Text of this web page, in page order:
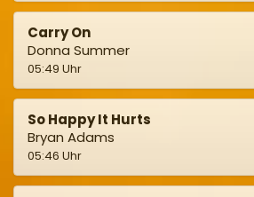
Carry On
Donna Summer
05:49 Uhr
So Happy It Hurts
Bryan Adams
05:46 Uhr